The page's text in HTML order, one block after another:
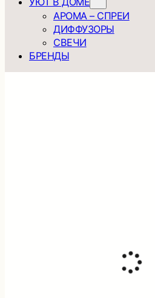
АРОМА – СПРЕИ
ДИФФУЗОРЫ
СВЕЧИ
БРЕНДЫ